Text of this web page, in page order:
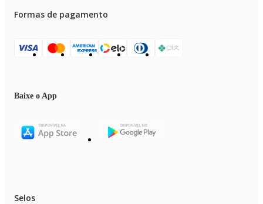
Formas de pagamento
Baixe o App
Selos